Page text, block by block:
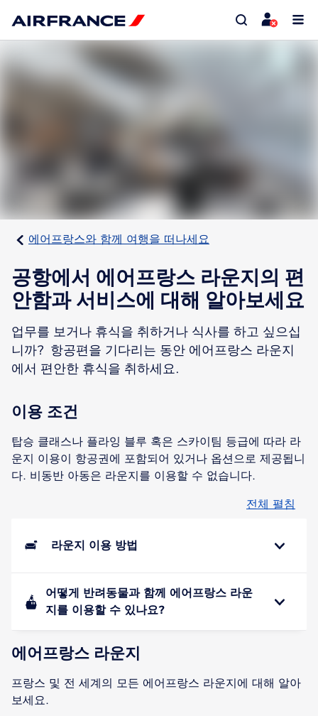
에어프랑스와 함께 여행을 떠나세요
공항에서 에어프랑스 라운지의 편
안함과 서비스에 대해 알아보세요
업무를 보거나 휴식을 취하거나 식사를 하고 싶으십
니까? 항공편을 기다리는 동안 에어프랑스 라운지
에서 편안한 휴식을 취하세요.
이용 조건
탑승 클래스나 플라잉 블루 혹은 스카이팀 등급에 따라 라
운지 이용이 항공권에 포함되어 있거나 옵션으로 제공됩니
다. 비동반 아동은 라운지를 이용할 수 없습니다.
전체 펼침
라운지 이용 방법
어떻게 반려동물과 함께 에어프랑스 라운
지를 이용할 수 있나요?
에어프랑스 라운지
프랑스 및 전 세계의 모든 에어프랑스 라운지에 대해 알아
보세요.